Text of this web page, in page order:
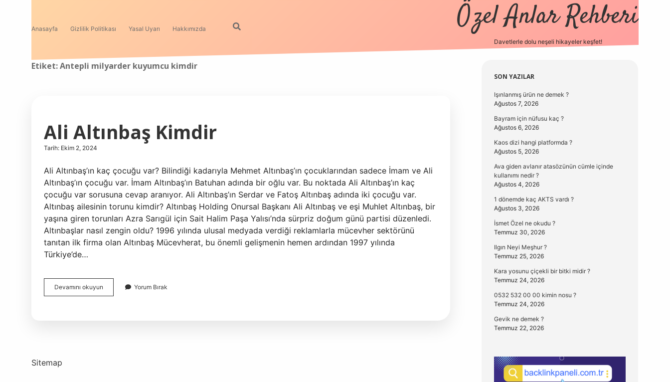
Anasayfa Gizlilik Politikası Yasal Uyarı Hakkımızda Özel Anlar Rehberi
Davetlerle dolu neşeli hikayeler keşfet!
Etiket:Antepli milyarder kuyumcu kimdir
Ali Altınbaş Kimdir
Tarih: Ekim 2, 2024
Ali Altınbaş’ın kaç çocuğu var? Bilindiği kadarıyla Mehmet Altınbaş’ın çocuklarından sadece İmam ve Ali
Altınbaş’ın çocuğu var. İmam Altınbaş’ın Batuhan adında bir oğlu var. Bu noktada Ali Altınbaş’ın kaç
çocuğu var sorusuna cevap aranıyor. Ali Altınbaş’ın Serdar ve Fatoş Altınbaş adında iki çocuğu var.
Altınbaş ailesinin torunu kimdir? Altınbaş Holding Onursal Başkanı Ali Altınbaş ve eşi Muhlet Altınbaş, bir
yaşına giren torunları Azra Sarıgül için Sait Halim Paşa Yalısı’nda sürpriz doğum günü partisi düzenledi.
Altınbaşlar nasıl zengin oldu? 1996 yılında ulusal medyada verdiği reklamlarla mücevher sektörünü
tanıtan ilk firma olan Altınbaş Mücevherat, bu önemli gelişmenin hemen ardından 1997 yılında
Türkiye’de…
Devamını okuyun
Altınbaş
Yorum Bırak
Sitemap
Sidebar
SON YAZILAR
Işınlanmış ürün ne demek ?
Ağustos 7, 2026
Bayram için nüfusu kaç ?
Ağustos 6, 2026
Kaos dizi hangi platformda ?
Ağustos 5, 2026
Ava giden avlanır atasözünün cümle içinde
kullanımı nedir ?
Ağustos 4, 2026
1 dönemde kaç AKTS vardı ?
Ağustos 3, 2026
İsmet Özel ne okudu ?
Temmuz 30, 2026
Ilgın Neyi Meşhur ?
Temmuz 25, 2026
Kara yosunu çiçekli bir bitki midir ?
Temmuz 24, 2026
0532 532 00 00 kimin nosu ?
Temmuz 24, 2026
Gevik ne demek ?
Temmuz 22, 2026